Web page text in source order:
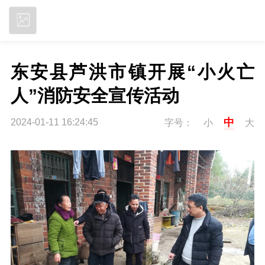
东安县芦洪市镇开展“小火亡
人”消防安全宣传活动
2024-01-11 16:24:45 字号： 小 中 大